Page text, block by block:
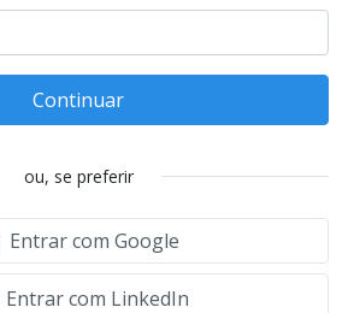
Continuar
ou, se preferir
Entrar com Google
Entrar com LinkedIn